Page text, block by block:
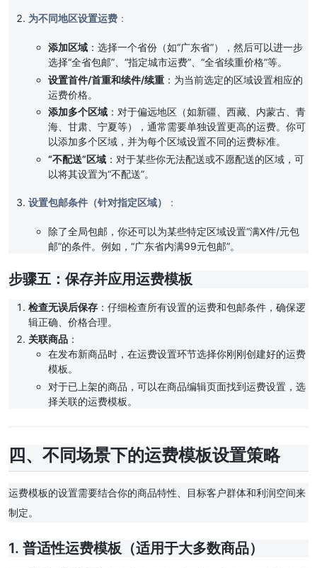
为不同地区设置运费 ：
添加区域 ：选择一个省份（如“广东省”），然后可以进一步
选择“全省包邮”、“指定城市运费”、“全省续重价格”等。
设置首件/首重和续件/续重 ：为当前选定的区域设置相应的
运费价格。
添加多个区域 ：对于偏远地区（如新疆、西藏、内蒙古、青
海、甘肃、宁夏等），通常需要单独设置更高的运费。你可
以添加多个区域，并为每个区域设置不同的运费标准。
“不配送”区域 ：对于某些你无法配送或不愿配送的区域，可
以将其设置为“不配送”。
设置包邮条件（针对指定区域） ：
除了全局包邮，你还可以为某些特定区域设置“满X件/元包
邮”的条件。例如，“广东省内满99元包邮”。
步骤五：保存并应用运费模板
检查无误后保存 ：仔细检查所有设置的运费和包邮条件，确保逻
辑正确、价格合理。
关联商品 ：
在发布新商品时，在运费设置环节选择你刚刚创建好的运费
模板。
对于已上架的商品，可以在商品编辑页面找到运费设置，选
择关联的运费模板。
四、不同场景下的运费模板设置策略
运费模板的设置需要结合你的商品特性、目标客户群体和利润空间来
制定。
1. 普适性运费模板（适用于大多数商品）